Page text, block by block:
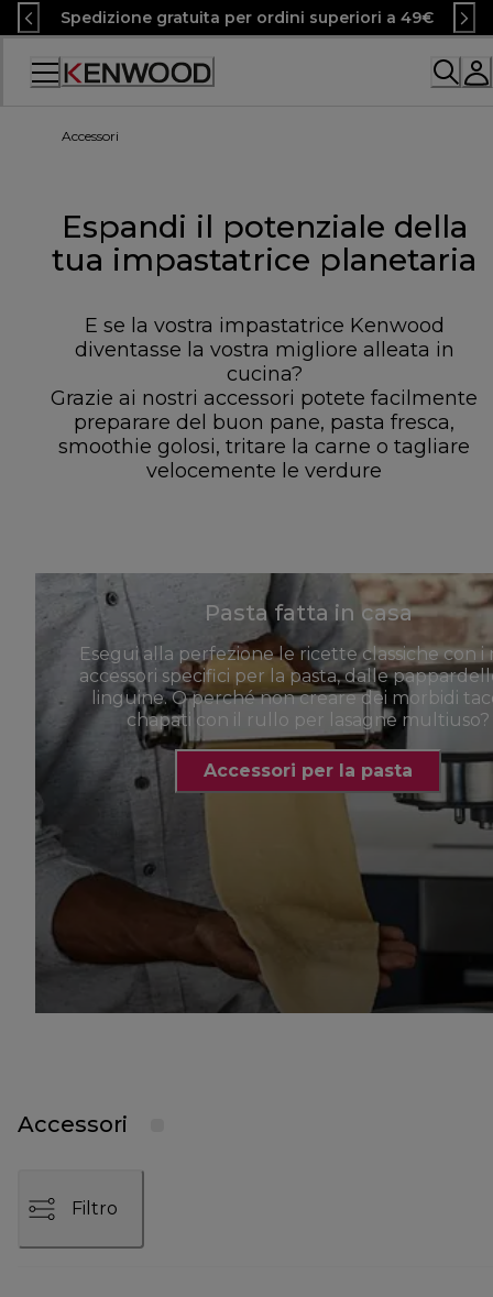
Skip
to
Content
Spedizione gratuita per ordini superiori a 49€
Accessibility
Accessori
Espandi il potenziale della
tua impastatrice planetaria
E se la vostra impastatrice Kenwood
diventasse la vostra migliore alleata in
cucina?
Grazie ai nostri accessori potete facilmente
preparare del buon pane, pasta fresca,
smoothie golosi, tritare la carne o tagliare
velocemente le verdure
Pasta fatta in casa
Esegui alla perfezione le ricette classiche con i
accessori specifici per la pasta, dalle
linguine. O perché non creare dei morbidi
chapati con il rullo per lasagne multiuso?
Accessori per la pasta
Accessori
Filtro